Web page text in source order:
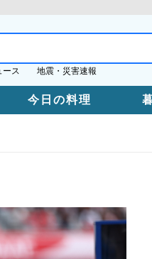
ース 地震・災害速報
今日の料理